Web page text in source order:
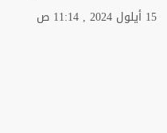
15 أيلول 2024 , 11:14 ص